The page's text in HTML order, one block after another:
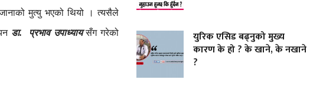
मुत्यु भएको थियो । त्यसैले
डा. प्रभाव उपाध्याय सँग गरेको
युरिक एसिड बढ्नुको मुख्य
कारण के हो ? के खाने, के नखाने
?